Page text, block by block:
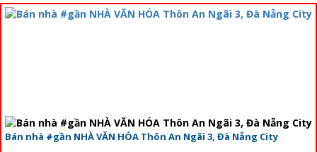
Bán nhà #gần NHÀ VĂN HÓA Thôn An Ngãi 3, Đà Nẵng City